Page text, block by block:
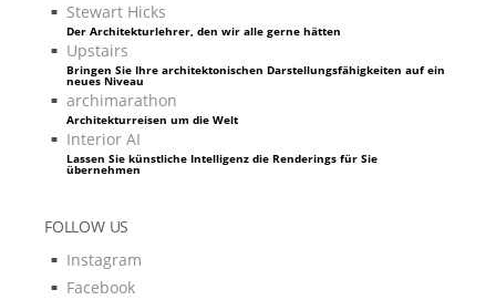
Stewart Hicks
Der Architekturlehrer, den wir alle gerne hätten
Upstairs
Bringen Sie Ihre architektonischen Darstellungsfähigkeiten auf ein
neues Niveau
archimarathon
Architekturreisen um die Welt
Interior AI
Lassen Sie künstliche Intelligenz die Renderings für Sie
übernehmen
FOLLOW US
Instagram
Facebook